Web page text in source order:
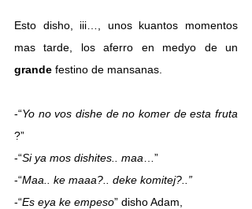
Esto disho, iii…, unos kuantos momentos
grande festino de mansanas.
-“
?”
-“Si ya mos dishites.. maa …”
-“Maa.. ke maaa?.. deke komitej?..”
-“Es eya ke empeso” disho Adam,